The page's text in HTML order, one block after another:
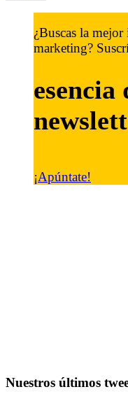
¿Buscas la
marketing?
¡Apúntate!
Nuestros últimos